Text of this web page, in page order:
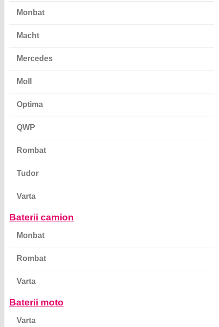
Monbat
Macht
Mercedes
Moll
Optima
QWP
Rombat
Tudor
Varta
Baterii camion
Monbat
Rombat
Varta
Baterii moto
Varta